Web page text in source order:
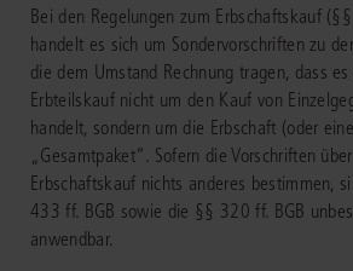
Bei den Regelungen zum Erbschaftskauf
handelt es sich um Sondervorschriften zu
die dem Umstand Rechnung tragen, dass
Erbteilskauf nicht um den Kauf von
handelt, sondern um die Erbschaft (oder
„Gesamtpaket“. Sofern die Vorschriften
Erbschaftskauf nichts anderes bestimmen,
433 ff. BGB sowie die §§ 320 ff. BGB
anwendbar.